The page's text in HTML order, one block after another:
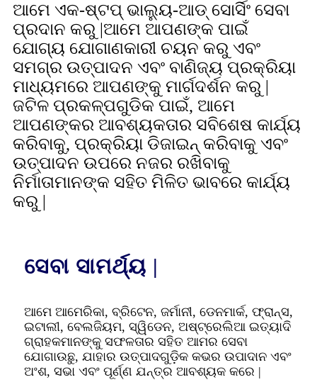
ଆମେ ଏକ-ଷ୍ଟପ୍ ଭାଲ୍ୟୁ-ଆଡ୍ ସୋର୍ସିଂ ସେବା
ପ୍ରଦାନ କରୁ |ଆମେ ଆପଣଙ୍କ ପାଇଁ
ଯୋଗ୍ୟ ଯୋଗାଣକାରୀ ଚୟନ କରୁ ଏବଂ
ସମଗ୍ର ଉତ୍ପାଦନ ଏବଂ ବାଣିଜ୍ୟ ପ୍ରକ୍ରିୟା
ମାଧ୍ୟମରେ ଆପଣଙ୍କୁ ମାର୍ଗଦର୍ଶନ କରୁ |
ଜଟିଳ ପ୍ରକଳ୍ପଗୁଡିକ ପାଇଁ, ଆମେ
ଆପଣଙ୍କର ଆବଶ୍ୟକତାର ସବିଶେଷ କାର୍ଯ୍ୟ
କରିବାକୁ, ପ୍ରକ୍ରିୟା ଡିଜାଇନ୍ କରିବାକୁ ଏବଂ
ଉତ୍ପାଦନ ଉପରେ ନଜର ରଖିବାକୁ
ନିର୍ମାତାମାନଙ୍କ ସହିତ ମିଳିତ ଭାବରେ କାର୍ଯ୍ୟ
କରୁ |
ସେବା ସାମର୍ଥ୍ୟ |
ଆମେ ଆମେରିକା, ବ୍ରିଟେନ, ଜର୍ମାନୀ, ଡେନମାର୍କ, ଫ୍ରାନ୍ସ,
ଇଟାଲୀ, ବେଲଜିୟମ, ସ୍ୱିଡେନ, ଅଷ୍ଟ୍ରେଲିଆ ଇତ୍ୟାଦି
ଗ୍ରାହକମାନଙ୍କୁ ସଫଳତାର ସହିତ ଆମର ସେବା
ଯୋଗାଉଛୁ, ଯାହାର ଉତ୍ପାଦଗୁଡ଼ିକ କଭର ଉପାଦାନ ଏବଂ
ଅଂଶ, ସଭା ଏବଂ ପୂର୍ଣ୍ଣ ଯନ୍ତ୍ର ଆବଶ୍ୟକ କରେ |